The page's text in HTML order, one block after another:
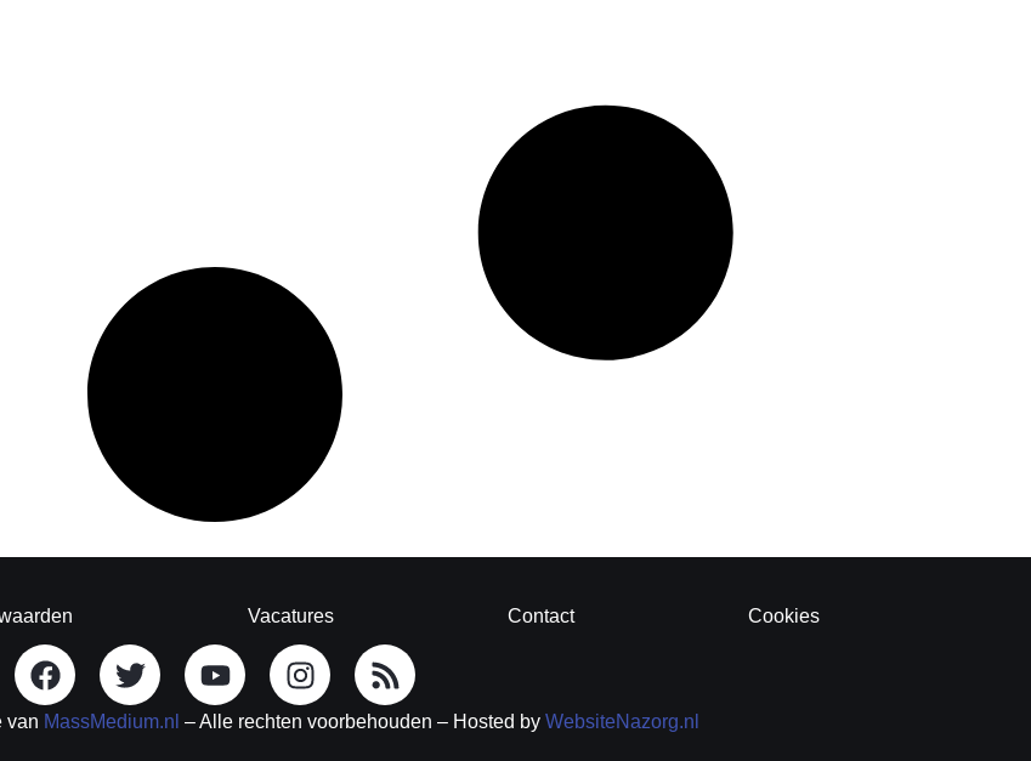
Vacatures Contact Cookies
van MassMedium.nl – Alle rechten voorbehouden – Hosted by WebsiteNazorg.nl